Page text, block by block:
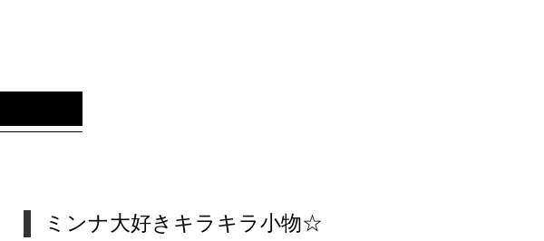
ミンナ大好きキラキラ小物☆